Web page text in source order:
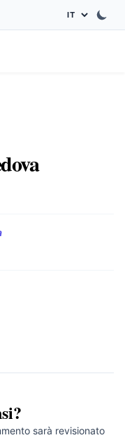
sarà revisionato